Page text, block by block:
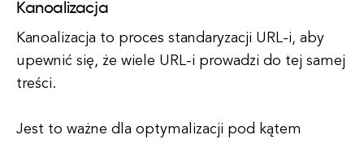
Kanoalizacja
Kanoalizacja to proces standaryzacji URL-i, aby
upewnić się, że wiele URL-i prowadzi do tej samej
treści.
Jest to ważne dla optymalizacji pod kątem